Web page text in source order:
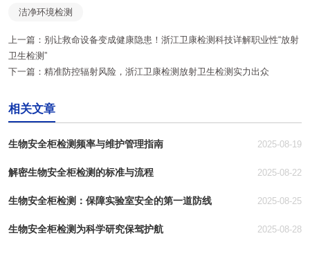
洁净环境检测
上一篇： 别让救命设备变成健康隐患！浙江卫康检测科技详解职业性“放射
卫生检测”
下一篇： 精准防控辐射风险，浙江卫康检测放射卫生检测实力出众
相关文章
2025-08-19
生物安全柜检测频率与维护管理指南
2025-08-22
解密生物安全柜检测的标准与流程
2025-08-25
生物安全柜检测：保障实验室安全的第一道防线
2025-08-28
生物安全柜检测为科学研究保驾护航